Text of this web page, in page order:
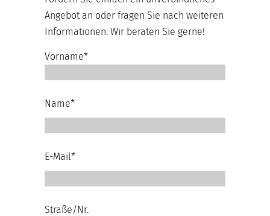
Angebot an oder fragen Sie nach weiteren
Informationen. Wir beraten Sie gerne!
Vorname*
Name*
E-Mail*
Straße/Nr.